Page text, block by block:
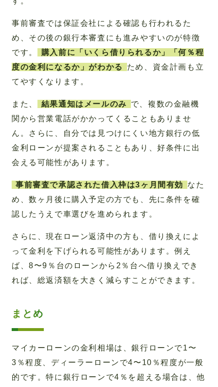
事前審査では保証会社による確認も行われるた
め、その後の銀行本審査にも進みやすいのが特徴
です。
購入前に「いくら借りられるか」「何％程
度の金利になるか」がわかる
ため、資金計画も立
てやすくなります。
また、 結果通知はメールのみ
で、複数の金融機
関から営業電話がかかってくることもありませ
ん。さらに、自分では見つけにくい地方銀行の低
金利ローンが提案されることもあり、好条件に出
会える可能性があります。
事前審査で承認された借入枠は3ヶ月間有効
なた
め、数ヶ月後に購入予定の方でも、先に条件を確
認したうえで車選びを進められます。
さらに、現在ローン返済中の方も、借り換えによ
って金利を下げられる可能性があります。例え
ば、8〜9％台のローンから2％台へ借り換えでき
れば、総返済額を大きく減らすことができます。
まとめ
マイカーローンの金利相場は、銀行ローンで1〜
3％程度、ディーラーローンで4〜10％程度が一般
的です。特に銀行ローンで4％を超える場合は、他